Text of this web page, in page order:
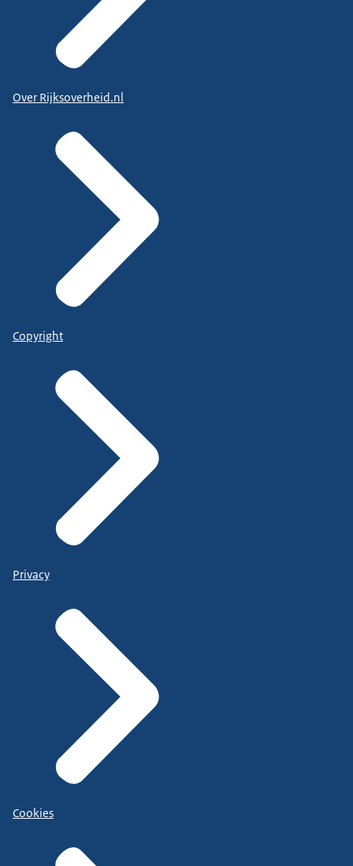
Over Rijksoverheid.nl
Copyright
Privacy
Cookies